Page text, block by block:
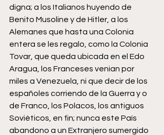
digna; a los Italianos huyendo de
Benito Musoline y de Hitler, a los
Alemanes que hasta una Colonia
entera se les regalo, como la Colonia
Tovar, que queda ubicada en el Edo
Aragua, los Franceses venian por
miles a Venezuela, ni que decir de los
españoles corriendo de la Guerra y o
de Franco, los Polacos, los antiguos
Soviéticos, en fin; nunca este País
abandono a un Extranjero sumergido